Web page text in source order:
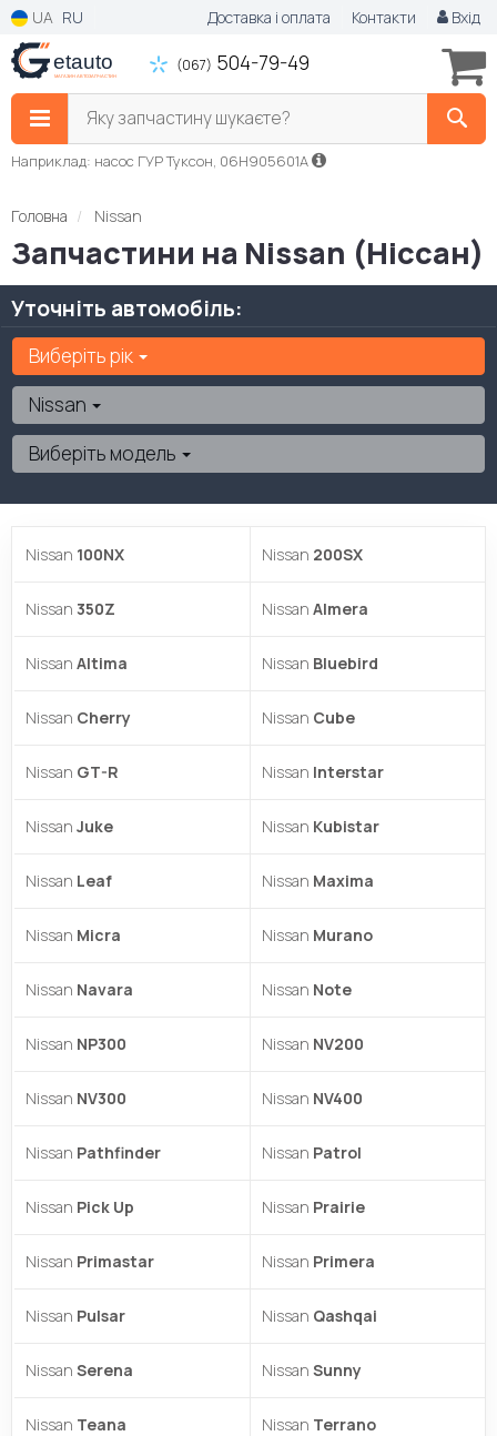
UA RU Доставка і оплата Контакти Вхід
(067) 504-79-49
Яку запчастину шукаєте?
Наприклад: насос ГУР Туксон, 06H905601A
Головна Nissan
Запчастини на Nissan (Ніссан)
Уточніть автомобіль:
Виберіть рік
Nissan
Виберіть модель
Nissan 100NX Nissan 200SX
Nissan 350Z Nissan Almera
Nissan Altima Nissan Bluebird
Nissan Cherry Nissan Cube
Nissan GT-R Nissan Interstar
Nissan Juke Nissan Kubistar
Nissan Leaf Nissan Maxima
Nissan Micra Nissan Murano
Nissan Navara Nissan Note
Nissan NP300 Nissan NV200
Nissan NV300 Nissan NV400
Nissan Pathfinder Nissan Patrol
Nissan Pick Up Nissan Prairie
Nissan Primastar Nissan Primera
Nissan Pulsar Nissan Qashqai
Nissan Serena Nissan Sunny
Nissan Teana Nissan Terrano